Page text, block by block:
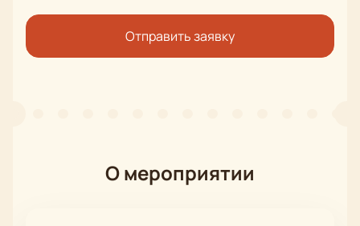
Отправить заявку
О мероприятии